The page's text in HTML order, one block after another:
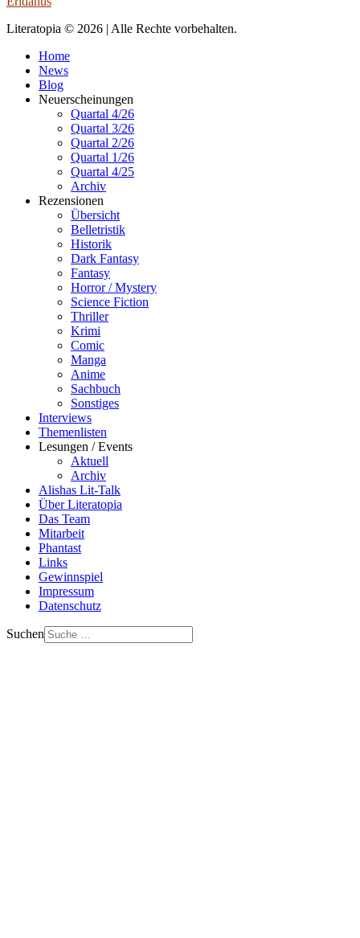
Literatopia © 2026 | Alle Rechte vorbehalten.
Home
News
Blog
Neuerscheinungen
Quartal 4/26
Quartal 3/26
Quartal 2/26
Quartal 1/26
Quartal 4/25
Archiv
Rezensionen
Übersicht
Belletristik
Historik
Dark Fantasy
Fantasy
Horror / Mystery
Science Fiction
Thriller
Krimi
Comic
Manga
Anime
Sachbuch
Sonstiges
Interviews
Themenlisten
Lesungen / Events
Aktuell
Archiv
Alishas Lit-Talk
Über Literatopia
Das Team
Mitarbeit
Phantast
Links
Gewinnspiel
Impressum
Datenschutz
Suchen